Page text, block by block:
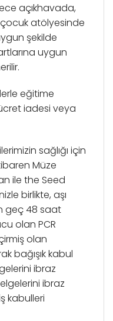
açıkhavada,
çocuk atölyesinde
şekilde
uygun
eğitime
iadesi veya
sağlığı için
Müze
ile the Seed
birlikte, aşı
geç 48 saat
olan PCR
olan
bağışık kabul
ibraz
ibraz
kabulleri